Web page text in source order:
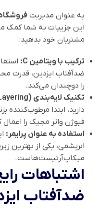
به عنوان مدیریت
این جزییات به شما کمک
مشتریان خود بدهید:
ترکیب با ویتامین C:
ضدآفتاب ایزدین، قدرت
را دوچندان می‌کند.
تکنیک لایه‌بندی (Layering):
فیوژن واتر مجیک را اعمال
استفاده به عنوان پرایمر:
ابریشمی، یکی از بهترین
میکاپ‌آرتیست‌هاست.
اشتباهات
ضدآفتاب